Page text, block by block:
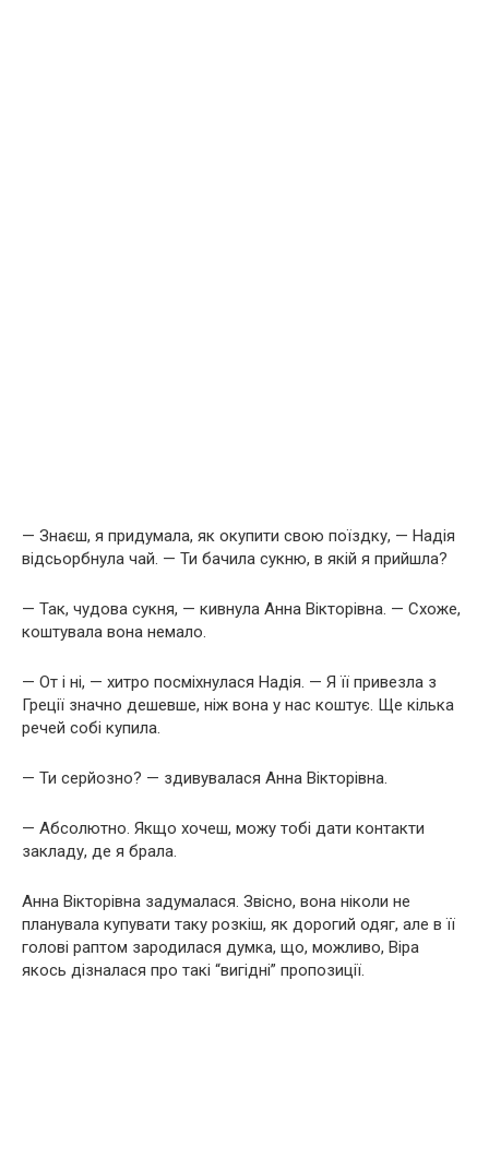
— Знаєш, я придумала, як окупити свою поїздку, — Надія
відсьорбнула чай. — Ти бачила сукню, в якій я прийшла?
— Так, чудова сукня, — кивнула Анна Вікторівна. — Схоже,
коштувала вона немало.
— От і ні, — хитро посміхнулася Надія. — Я її привезла з
Греції значно дешевше, ніж вона у нас коштує. Ще кілька
речей собі купила.
— Ти серйозно? — здивувалася Анна Вікторівна.
— Абсолютно. Якщо хочеш, можу тобі дати контакти
закладу, де я брала.
Анна Вікторівна задумалася. Звісно, вона ніколи не
планувала купувати таку розкіш, як дорогий одяг, але в її
голові раптом зародилася думка, що, можливо, Віра
якось дізналася про такі “вигідні” пропозиції.